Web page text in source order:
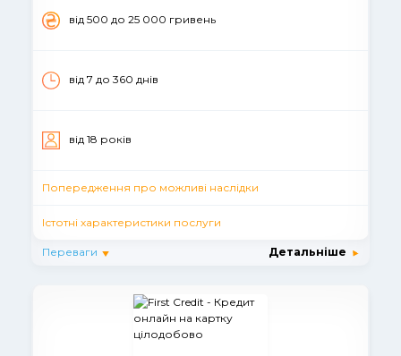
вiд 500 до 25 000 гривень
від 7 до 360 днів
вiд 18 рокiв
Попередження про можливі наслідки
Істотні характеристики послуги
Переваги Детальніше